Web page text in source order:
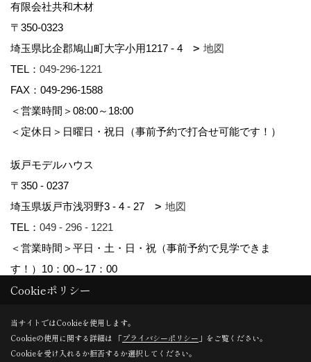
有限会社共和木材
〒350-0323
埼玉県比企郡鳩山町大字小用1217 - 4
地図
TEL： 049-296-1221
FAX：049-296-1588
＜営業時間＞08:00～18:00
＜定休日＞日曜日・祝日（事前予約で打合せ可能です！）
坂戸モデルハウス
〒350 - 0237
埼玉県坂戸市浅羽野3 - 4 - 27
地図
TEL： 049 - 296 - 1221
＜営業時間＞平日・土・日・祝（事前予約で見学できま
す！）10：00～17：00
Copyright (c) kyowa. All Rights Reserved.
Produced byゴデスクリエイト
Cookieポリシー
当サイトではCookieを使用します。
Cookieの使用に関する詳細は 「プライバシーポリシー 」をご覧ください。
Cookieを受け入れるか拒否するか選択してください。